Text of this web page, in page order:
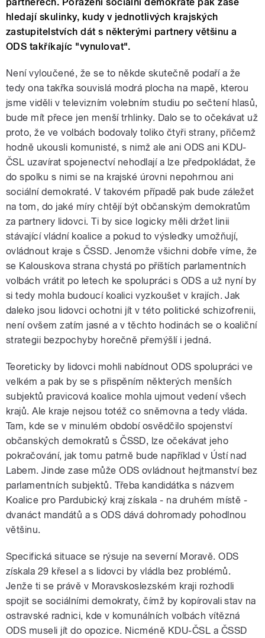
hledají skulinky, kudy v jednotlivých krajských
zastupitelstvích dát s některými partnery většinu a
ODS takříkajíc "vynulovat".
Není vyloučené, že se to někde skutečně podaří a že
tedy ona takřka souvislá modrá plocha na mapě, kterou
jsme viděli v televizním volebním studiu po sečtení hlasů,
bude mít přece jen menší trhlinky. Dalo se to očekávat už
proto, že ve volbách bodovaly toliko čtyři strany, přičemž
hodně ukousli komunisté, s nimž ale ani ODS ani KDU-
ČSL uzavírat spojenectví nehodlají a lze předpokládat, že
do spolku s nimi se na krajské úrovni nepohrnou ani
sociální demokraté. V takovém případě pak bude záležet
na tom, do jaké míry chtějí být občanským demokratům
za partnery lidovci. Ti by sice logicky měli držet linii
stávající vládní koalice a pokud to výsledky umožňují,
ovládnout kraje s ČSSD. Jenomže všichni dobře víme, že
se Kalouskova strana chystá po příštích parlamentních
volbách vrátit po letech ke spolupráci s ODS a už nyní by
si tedy mohla budoucí koalici vyzkoušet v krajích. Jak
daleko jsou lidovci ochotni jít v této politické schizofrenii,
není ovšem zatím jasné a v těchto hodinách se o koaliční
strategii bezpochyby horečně přemýšlí i jedná.
Teoreticky by lidovci mohli nabídnout ODS spolupráci ve
velkém a pak by se s přispěním některých menších
subjektů pravicová koalice mohla ujmout vedení všech
krajů. Ale kraje nejsou totéž co sněmovna a tedy vláda.
Tam, kde se v minulém období osvědčilo spojenství
občanských demokratů s ČSSD, lze očekávat jeho
pokračování, jak tomu patrně bude například v Ústí nad
Labem. Jinde zase může ODS ovládnout hejtmanství bez
parlamentních subjektů. Třeba kandidátka s názvem
Koalice pro Pardubický kraj získala - na druhém místě -
dvanáct mandátů a s ODS dává dohromady pohodlnou
většinu.
Specifická situace se rýsuje na severní Moravě. ODS
získala 29 křesel a s lidovci by vládla bez problémů.
Jenže ti se právě v Moravskoslezském kraji rozhodli
spojit se sociálními demokraty, čímž by kopírovali stav na
ostravské radnici, kde v komunálních volbách vítězná
ODS museli jít do opozice. Nicméně KDU-ČSL a ČSSD